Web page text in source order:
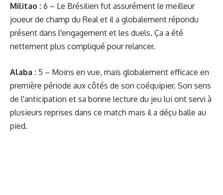
Militao : 6 – Le Brésilien fut assurément le meilleur
joueur de champ du Real et il a globalement répondu
présent dans l'engagement et les duels. Ça a été
nettement plus compliqué pour relancer.
Alaba : 5 – Moins en vue, mais globalement efficace en
première période aux côtés de son coéquipier. Son sens
de l'anticipation et sa bonne lecture du jeu lui ont servi à
plusieurs reprises dans ce match mais il a déçu balle au
pied.